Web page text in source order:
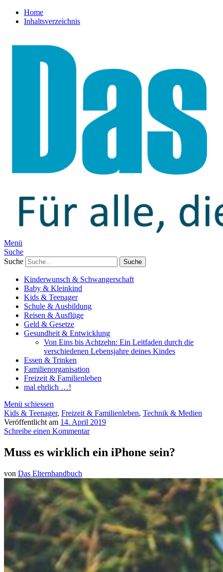
Home
Inhaltsverzeichnis
Menü
Suche
Suche
Kinderwunsch & Schwangerschaft
Baby & Kleinkind
Kids & Teenager
Schule & Ausbildung
Reisen & Ausflüge
Geld & Gesetze
Gesundheit & Entwicklung
Von Eins bis Achtzehn: Ein Leitfaden durch die
verschiedenen Lebensjahre deines Kindes
Essen & Trinken
Familienorganisation
Freizeit & Familienleben
mal ehrlich …!
Menü schiessen
Kids & Teenager, Freizeit & Familienleben, Technik & Medien
Veröffentlicht am 14. April 2019
Schreibe einen Kommentar
Muss es wirklich ein iPhone sein?
von Das Elternhandbuch